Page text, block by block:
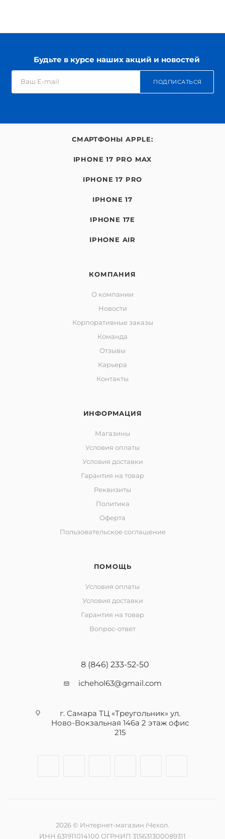
Будьте в курсе наших акций и новостей
ПОДПИСАТЬСЯ
СМАРТФОНЫ APPLE:
IPHONE 17 PRO MAX
IPHONE 17 PRO
IPHONE 17
IPHONE 17E
IPHONE AIR
КОМПАНИЯ
О компании
Новости
Корпоративные заказы
Команда
Отзывы
Карьера
Контакты
ИНФОРМАЦИЯ
Магазины
Условия оплаты
Условия доставки
Гарантия на товар
Реквизиты
Политика
Оферта
Пользовательское соглашение
ПОМОЩЬ
Условия оплаты
Условия доставки
Гарантия на товар
Вопрос-ответ
8 (846) 233-52-50
ichehol63@gmail.com
г. Самара ТЦ «Треугольник» ул.
Ново-Вокзальная 146а 2 этаж офис
215
2026 © Интернет-магазин iЧехол.
ИНН 631911014100 ОГРНИП 315631300089311